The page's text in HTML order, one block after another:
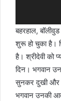
बहरहाल,
शुरू हो चुका है।
है। श्रीदेवी को
दिन। भगवान
सुनकर दुखी और
भगवान उनकी